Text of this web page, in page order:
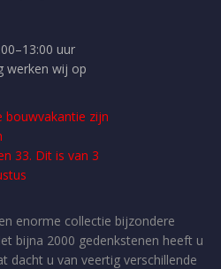
uur
werken wij op
bouwvakantie zijn
33. Dit is van 3
enorme collectie bijzondere
bijna 2000 gedenkstenen heeft u
dacht u van veertig verschillende